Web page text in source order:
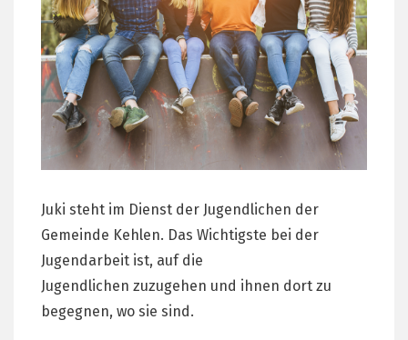
Juki steht im Dienst der Jugendlichen der
Gemeinde Kehlen. Das Wichtigste bei der
Jugendarbeit ist, auf die
Jugendlichen zuzugehen und ihnen dort zu
begegnen, wo sie sind.